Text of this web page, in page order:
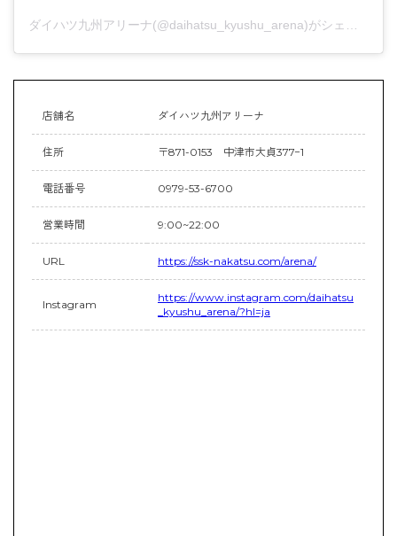
ダイハツ九州アリーナ(@daihatsu_kyushu_arena)がシェアした投稿
店舗名 ダイハツ九州アリーナ
住所 〒871-0153 中津市大貞377−1
電話番号 0979-53-6700
営業時間 9:00~22:00
URL https://ssk-nakatsu.com/arena/
Instagram
https://www.instagram.com/daihatsu
_kyushu_arena/?hl=ja